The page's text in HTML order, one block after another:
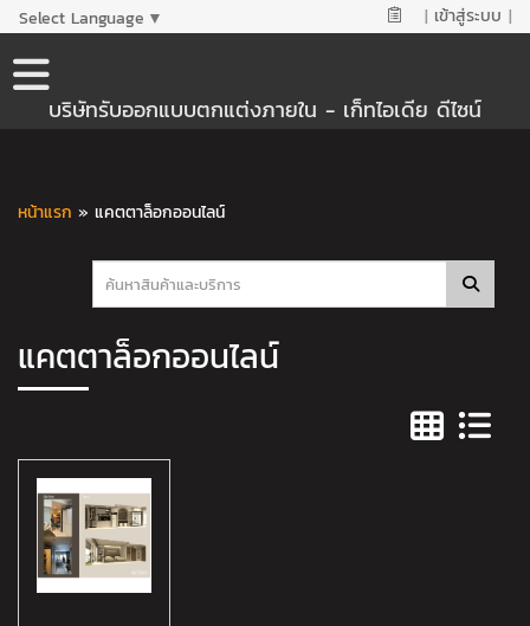
Select Language ▼ | เข้าสู่ระบบ |
บริษัทรับออกแบบตกแต่งภายใน - เก็ทไอเดีย ดีไซน์
หน้าแรก » แคตตาล็อกออนไลน์
แคตตาล็อกออนไลน์